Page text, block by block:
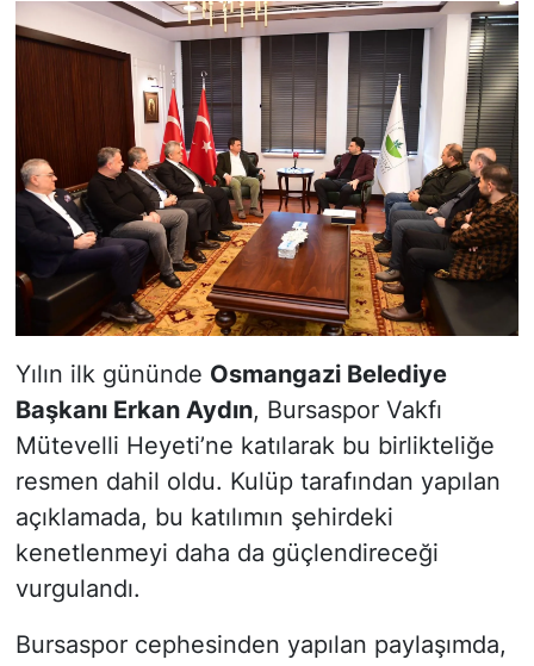
Yılın ilk gününde Osmangazi Belediye
Başkanı Erkan Aydın, Bursaspor Vakfı
Mütevelli Heyeti’ne katılarak bu birlikteliğe
resmen dahil oldu. Kulüp tarafından yapılan
açıklamada, bu katılımın şehirdeki
kenetlenmeyi daha da güçlendireceği
vurgulandı.
Bursaspor cephesinden yapılan paylaşımda,